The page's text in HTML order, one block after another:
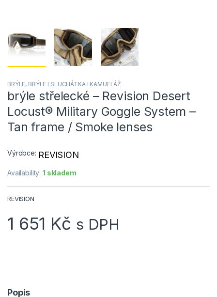
BRÝLE, BRÝLE l SLUCHÁTKA l KAMUFLÁŽ
brýle střelecké – Revision Desert
Locust® Military Goggle System –
Tan frame / Smoke lenses
Výrobce: REVISION
Availability:1 skladem
REVISION
1 651 Kč s DPH
Popis